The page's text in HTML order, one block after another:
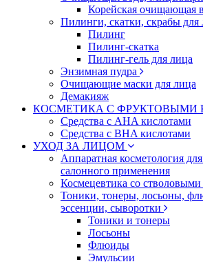
Корейская очищающая
Пилинги, скатки, скрабы для
Пилинг
Пилинг-скатка
Пилинг-гель для лица
Энзимная пудра
Очищающие маски для лица
Демакияж
КОСМЕТИКА С ФРУКТОВЫМИ
Средства с AHA кислотами
Средства с BHA кислотами
УХОД ЗА ЛИЦОМ
Аппаратная косметология
салонного применения
Космецевтика со
Тоники, тонеры, лосьоны,
эссенции, сыворотки
Тоники и тонеры
Лосьоны
Флюиды
Эмульсии